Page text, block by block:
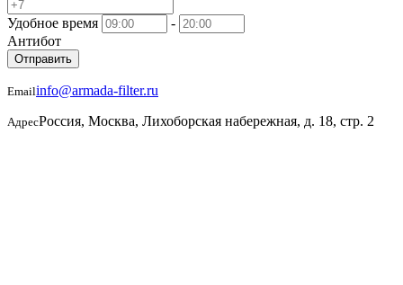
Удобное время
-
Антибот
Отправить
Emailinfo@armada-filter.ru
АдресРоссия, Москва, Лихоборская набережная, д. 18, стр. 2